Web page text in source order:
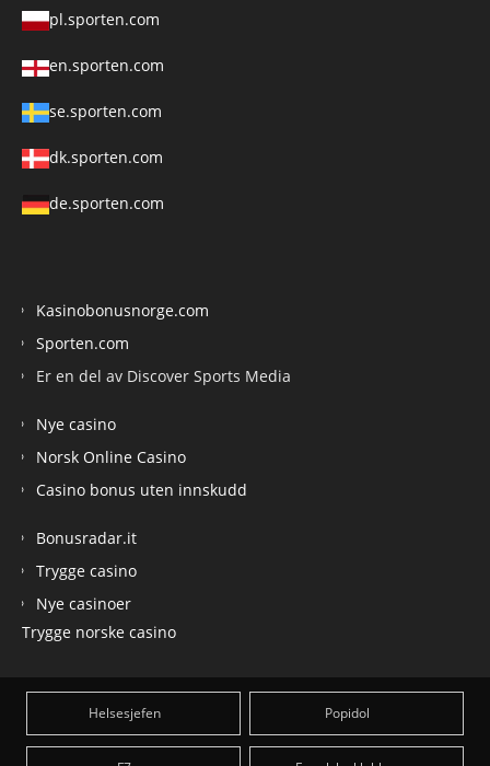
pl.sporten.com
en.sporten.com
se.sporten.com
dk.sporten.com
de.sporten.com
Kasinobonusnorge.com
Sporten.com
Er en del av Discover Sports Media
Nye casino
Norsk Online Casino
Casino bonus uten innskudd
Bonusradar.it
Trygge casino
Nye casinoer
Trygge norske casino
Helsesjefen Popidol